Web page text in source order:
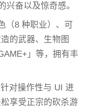
兴奋以及惊奇感。
（8 种职业）、可
的武器、生物图
」等，拥有丰
对操作性与 UI 进
享受正宗的砍杀游